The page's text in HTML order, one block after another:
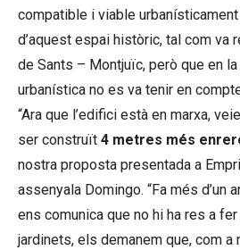
compatible i viable
d’aquest espai històric, tal com va
de Sants – Montjuïc, però que en
urbanística no es va tenir en
“Ara que l’edifici està en marxa,
ser construït 4 metres més
nostra proposta presentada a
assenyala Domingo. “Fa més d’un
ens comunica que no hi ha res a
jardinets, els demanem que, com